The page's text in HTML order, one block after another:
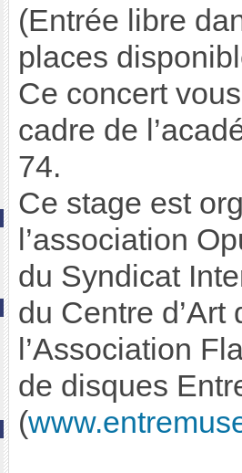
(Entrée libre
places
Ce concert
cadre de
74.
Ce stage est
l’association
du Syndicat
du Centre d’Art
l’Association
de disques
(